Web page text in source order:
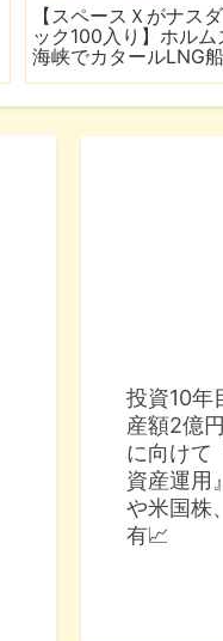
【スペースＸがナスダ
ック100入り】ホルム
海峡でカタールLNG船
投資10年
産額2億
に向けて
資産運用
や米国株
有📈